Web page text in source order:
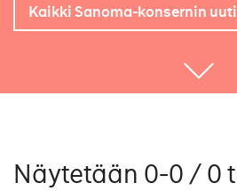
Kaikki Sanoma-konsernin
Näytetään 0-0 / 0